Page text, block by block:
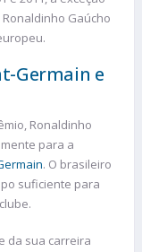
Gaúcho
Germain e
Ronaldinho
para a
. O brasileiro
suficiente para
da sua carreira